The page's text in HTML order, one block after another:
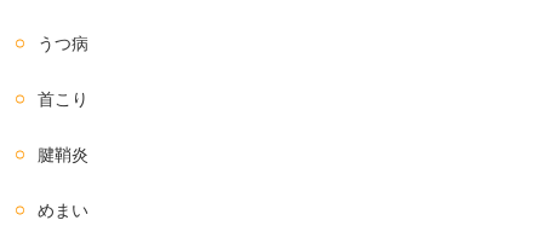
うつ病
首こり
腱鞘炎
めまい